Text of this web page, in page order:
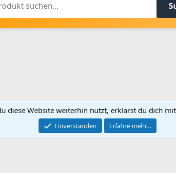
Kontakt
Community platform by XenForo © 2010-2024 XenForo Ltd.
diese Website weiterhin nutzt, erklärst du dich
Einverstanden Erfahre mehr…